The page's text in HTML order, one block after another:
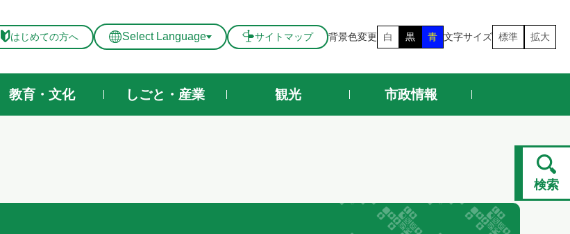
はじめての方へ Select Language サイトマップ 背景色変更 白 黒 青 文字サイズ 標準 拡大
教育・文化 しごと・産業 観光 市政情報
検索